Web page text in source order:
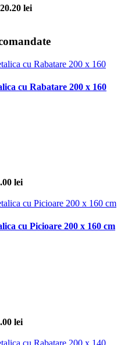
lei
cu Rabatare 200 x 160
lei
cu Picioare 200 x 160 cm
lei